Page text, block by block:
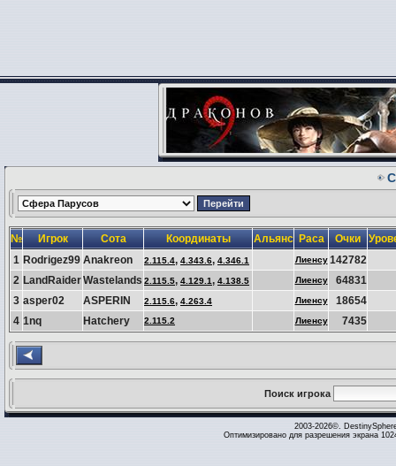
№ Игрок Сота Координаты Альянс Раса Очки
1 Rodrigez99 Anakreon 2.115.4, 4.343.6, 4.346.1 Лиенсу 142782
2 LandRaiderWastelands 2.115.5, 4.129.1, 4.138.5 Лиенсу
64831
3 asper02 ASPERIN 2.115.6, 4.263.4 Лиенсу
18654
4 1nq Hatchery 2.115.2 Лиенсу 7435
Поиск игрока
2003-2026©.
Оптимизировано для разрешения экрана